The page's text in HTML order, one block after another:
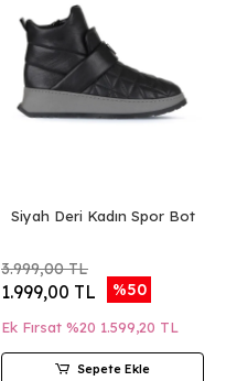
Siyah Deri Kadın Spor Bot
3.999,00 TL
1.999,00 TL %50
Ek Fırsat %20 1.599,20 TL
Sepete Ekle